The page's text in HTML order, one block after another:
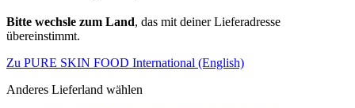
Bitte wechsle zum Land, das mit deiner Lieferadresse
übereinstimmt.
Zu PURE SKIN FOOD International (English)
Anderes Lieferland wählen